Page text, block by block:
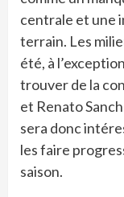
centrale et une
terrain. Les
été, à
trouver de la
et Renato
sera donc
les faire
saison.